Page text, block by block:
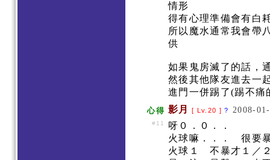
情形
得有心理準備會有白
所以魔水通常我會帶
供
如果鬼房滅了的話，
然後其他隊友進去一
進門一併踢了(踢不痛
心得 影月 [ Lv.20 ]? 2008-
#11
呀０．０．．
火球嘛．．． 很要
火球１ 不暴才１／